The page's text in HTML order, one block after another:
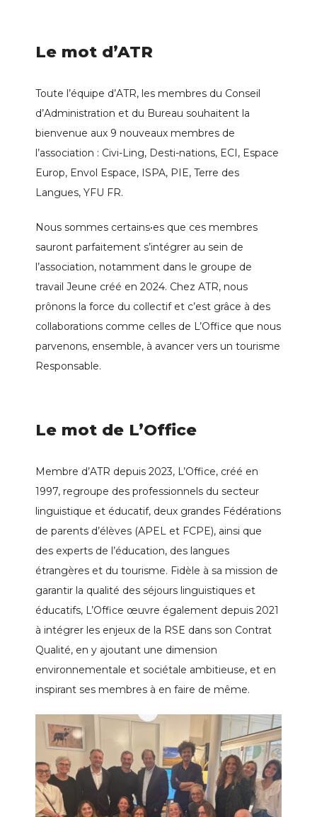
Le mot d’ATR
Toute l’équipe d’ATR, les membres du Conseil
d’Administration et du Bureau souhaitent la
bienvenue aux 9 nouveaux membres de
l’association : Civi-Ling, Desti-nations, ECI, Espace
Europ, Envol Espace, ISPA, PIE, Terre des
Langues, YFU FR.
Nous sommes certains•es que ces membres
sauront parfaitement s’intégrer au sein de
l’association, notamment dans le groupe de
travail Jeune créé en 2024. Chez ATR, nous
prônons la force du collectif et c’est grâce à des
collaborations comme celles de L’Office que nous
parvenons, ensemble, à avancer vers un tourisme
Responsable.
Le mot de L’Office
Membre d’ATR depuis 2023, L’Office, créé en
1997, regroupe des professionnels du secteur
linguistique et éducatif, deux grandes Fédérations
de parents d’élèves (APEL et FCPE), ainsi que
des experts de l’éducation, des langues
étrangères et du tourisme. Fidèle à sa mission de
garantir la qualité des séjours linguistiques et
éducatifs, L’Office œuvre également depuis 2021
à intégrer les enjeux de la RSE dans son Contrat
Qualité, en y ajoutant une dimension
environnementale et sociétale ambitieuse, et en
inspirant ses membres à en faire de même.